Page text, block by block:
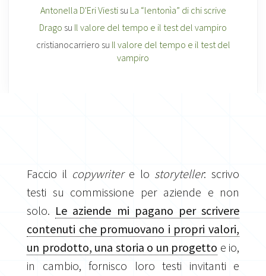
Antonella D'Eri Viestisu La “lentonìa” di chi scrive
Drago su Il valore del tempo e il test del vampiro
cristianocarriero su Il valore del tempo e il test del
vampiro
Faccio il copywritere lo storyteller: scrivo
testi su commissione per aziende e non
solo. Le aziende mi pagano per scrivere
contenuti che promuovano i propri valori,
un prodotto, una storia o un progetto e io,
in cambio, fornisco loro testi invitanti e